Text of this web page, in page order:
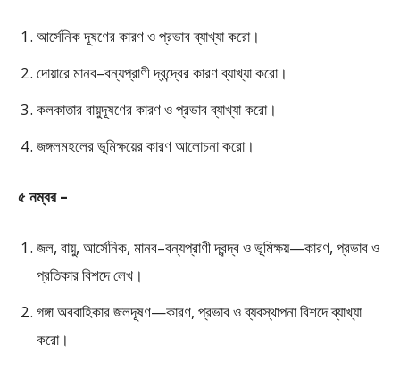
আর্সেনিক দূষণের কারণ ও প্রভাব ব্যাখ্যা করো।
দোয়ারে মানব–বন্যপ্রাণী দ্বন্দ্বের কারণ ব্যাখ্যা করো।
কলকাতার বায়ুদূষণের কারণ ও প্রভাব ব্যাখ্যা করো।
জঙ্গলমহলের ভূমিক্ষয়ের কারণ আলোচনা করো।
৫ নম্বর –
জল, বায়ু, আর্সেনিক, মানব–বন্যপ্রাণী দ্বন্দ্ব ও ভূমিক্ষয়—কারণ, প্রভাব ও
প্রতিকার বিশদে লেখ।
গঙ্গা অববাহিকার জলদূষণ—কারণ, প্রভাব ও ব্যবস্থাপনা বিশদে ব্যাখ্যা
করো।